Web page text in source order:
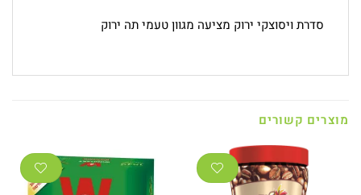
סדרת ויסוצקי ירוק מציעה מגוון טעמי תה ירוק
מוצרים קשורים